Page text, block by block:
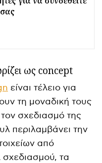
ως concept
είναι τέλειο για
τη μοναδική τους
σχεδιασμό της
περιλαμβάνει την
από
σχεδιασμού, τα